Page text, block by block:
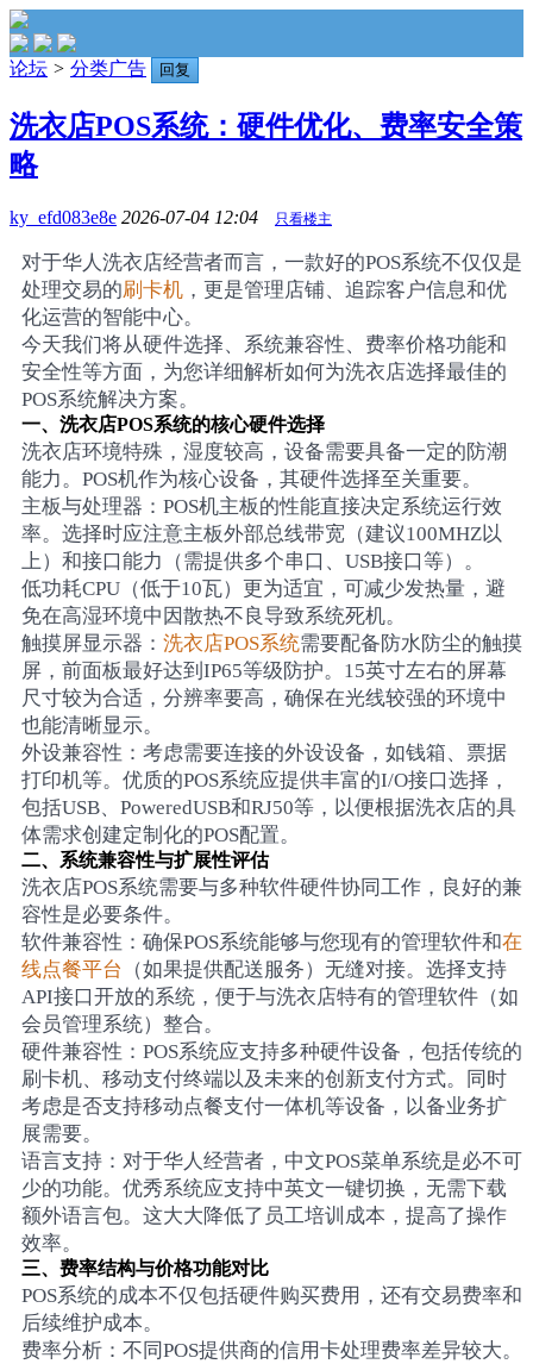
论坛 > 分类广告 回复
洗衣店POS系统：硬件优化、费率安全策
略
ky_efd083e8e 2026-07-04 12:04 只看楼主
对于华人洗衣店经营者而言，一款好的POS系统不仅仅是
处理交易的刷卡机 ，更是管理店铺、追踪客户信息和优
化运营的智能中心。
今天我们将从硬件选择、系统兼容性、费率价格功能和
安全性等方面，为您详细解析如何为洗衣店选择最佳的
POS系统解决方案。
一、洗衣店POS系统的核心硬件选择
洗衣店环境特殊，湿度较高，设备需要具备一定的防潮
能力。POS机作为核心设备，其硬件选择至关重要。
主板与处理器：POS机主板的性能直接决定系统运行效
率。选择时应注意主板外部总线带宽（建议100MHZ以
上）和接口能力（需提供多个串口、USB接口等）。
低功耗CPU（低于10瓦）更为适宜，可减少发热量，避
免在高湿环境中因散热不良导致系统死机。
触摸屏显示器： 洗衣店POS系统需要配备防水防尘的触摸
屏，前面板最好达到IP65等级防护。15英寸左右的屏幕
尺寸较为合适，分辨率要高，确保在光线较强的环境中
也能清晰显示。
外设兼容性：考虑需要连接的外设设备，如钱箱、票据
打印机等。优质的POS系统应提供丰富的I/O接口选择，
包括USB、PoweredUSB和RJ50等，以便根据洗衣店的具
体需求创建定制化的POS配置。
二、系统兼容性与扩展性评估
洗衣店POS系统需要与多种软件硬件协同工作，良好的兼
容性是必要条件。
软件兼容性：确保POS系统能够与您现有的管理软件和在
线点餐平台
（如果提供配送服务）无缝对接。选择支持
API接口开放的系统，便于与洗衣店特有的管理软件（如
会员管理系统）整合。
硬件兼容性：POS系统应支持多种硬件设备，包括传统的
刷卡机、移动支付终端以及未来的创新支付方式。同时
考虑是否支持移动点餐支付一体机等设备，以备业务扩
展需要。
语言支持：对于华人经营者，中文POS菜单系统是必不可
少的功能。优秀系统应支持中英文一键切换，无需下载
额外语言包。这大大降低了员工培训成本，提高了操作
效率。
三、费率结构与价格功能对比
POS系统的成本不仅包括硬件购买费用，还有交易费率和
后续维护成本。
费率分析：不同POS提供商的信用卡处理费率差异较大。